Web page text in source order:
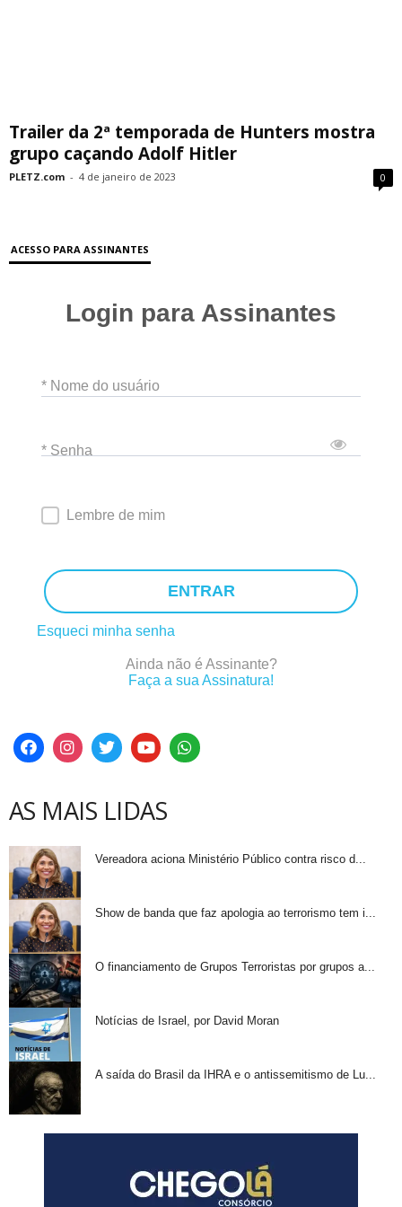
Trailer da 2ª temporada de Hunters mostra
grupo caçando Adolf Hitler
PLETZ.com - 4 de janeiro de 2023 0
ACESSO PARA ASSINANTES
Login para Assinantes
* Nome do usuário
* Senha
Lembre de mim
ENTRAR
Esqueci minha senha
Ainda não é Assinante?
Faça a sua Assinatura!
AS MAIS LIDAS
Vereadora aciona Ministério Público contra risco d...
Show de banda que faz apologia ao terrorismo tem i...
O financiamento de Grupos Terroristas por grupos a...
Notícias de Israel, por David Moran
A saída do Brasil da IHRA e o antissemitismo de Lu...